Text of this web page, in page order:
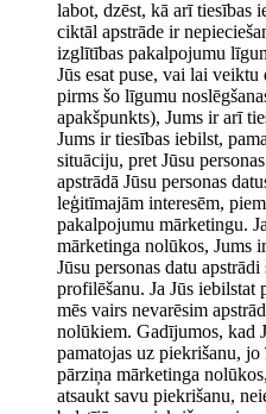
labot, dzēst, kā arī tiesības
ciktāl apstrāde ir
izglītības pakalpojumu
Jūs esat puse, vai lai veiktu
pirms šo līgumu
apakšpunkts), Jums ir arī
Jums ir tiesības iebilst,
situāciju, pret Jūsu
apstrādā Jūsu personas
leģitīmajām interesēm,
pakalpojumu mārketingu.
mārketinga nolūkos, Jums
Jūsu personas datu
profilēšanu. Ja Jūs iebilstat
mēs vairs nevarēsim
nolūkiem. Gadījumos, kad
pamatojas uz piekrišanu,
pārziņa mārketinga
atsaukt savu piekrišanu,